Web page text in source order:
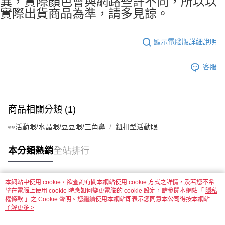
國家/地區配送-香港(順豐快遞)
實際出貨商品為準，請多見諒。
顯示電腦版詳細說明
客服
商品相關分類 (1)
👀活動眼/水晶眼/豆豆眼/三角鼻 鈕扣型活動眼
本分類熱銷全站排行
熱門標籤
本網站中使用 cookie，欲查詢有關本網站使用 cookie 方式之詳情，及若您不希
望在電腦上使用 cookie 時應如何變更電腦的 cookie 設定，請參閱本網站「 隱私
權條款 」之 Cookie 聲明。您繼續使用本網站即表示您同意本公司得按本網站使
用條款之 Cookie 聲明使用 cookie。
了解更多 >